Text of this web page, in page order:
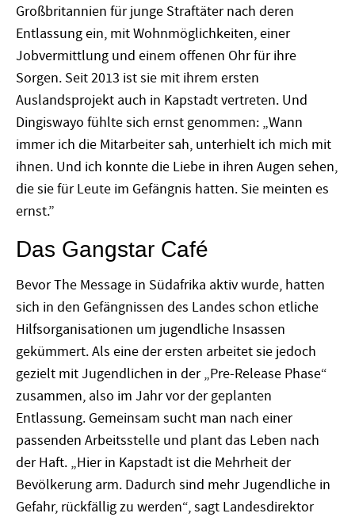
Großbritannien für junge Straftäter nach deren
Entlassung ein, mit Wohnmöglichkeiten, einer
Jobvermittlung und einem offenen Ohr für ihre
Sorgen. Seit 2013 ist sie mit ihrem ersten
Auslandsprojekt auch in Kapstadt vertreten. Und
Dingiswayo fühlte sich ernst genommen: „Wann
immer ich die Mitarbeiter sah, unterhielt ich mich mit
ihnen. Und ich konnte die Liebe in ihren Augen sehen,
die sie für Leute im Gefängnis hatten. Sie meinten es
ernst.”
Das Gangstar Café
Bevor The Message in Südafrika aktiv wurde, hatten
sich in den Gefängnissen des Landes schon etliche
Hilfsorganisationen um jugendliche Insassen
gekümmert. Als eine der ersten arbeitet sie jedoch
gezielt mit Jugendlichen in der „Pre-Release Phase“
zusammen, also im Jahr vor der geplanten
Entlassung. Gemeinsam sucht man nach einer
passenden Arbeitsstelle und plant das Leben nach
der Haft. „Hier in Kapstadt ist die Mehrheit der
Bevölkerung arm. Dadurch sind mehr Jugendliche in
Gefahr, rückfällig zu werden“, sagt Landesdirektor